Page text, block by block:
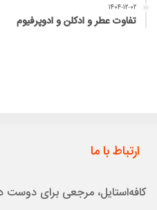
۱۴۰۴-۱۲-۰۲
تفاوت عطر و ادکلن و ادوپرفیوم
ارتباط با ما
کافه‌استایل، مرجعی برای دوست